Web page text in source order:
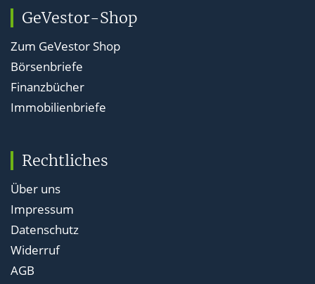
GeVestor-Shop
Zum GeVestor Shop
Börsenbriefe
Finanzbücher
Immobilienbriefe
Rechtliches
Über uns
Impressum
Datenschutz
Widerruf
AGB